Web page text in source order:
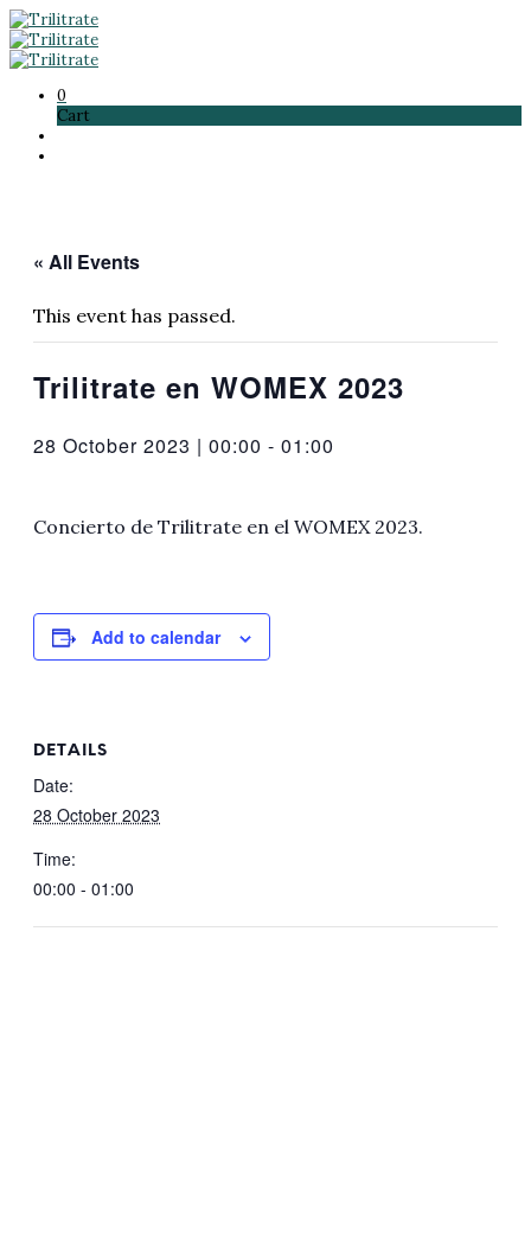
0
Cart
« All Events
This event has passed.
Trilitrate en WOMEX 2023
28 October 2023 | 00:00 - 01:00
Concierto de Trilitrate en el WOMEX 2023.
Add to calendar
DETAILS
Date:
28 October 2023
Time:
00:00 - 01:00